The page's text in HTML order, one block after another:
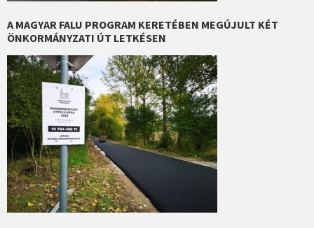
A MAGYAR FALU PROGRAM KERETÉBEN MEGÚJULT KÉT
ÖNKORMÁNYZATI ÚT LETKÉSEN